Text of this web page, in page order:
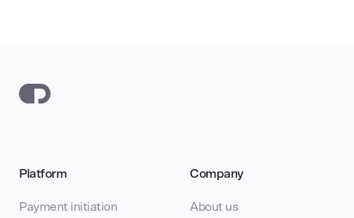
Platform
Payment initiation
Company
About us